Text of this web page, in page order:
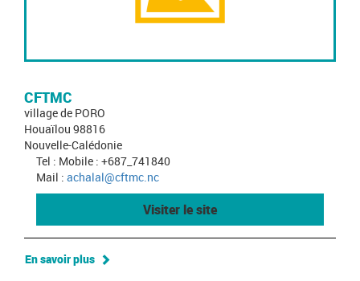
CFTMC
village de PORO
Houaïlou 98816
Nouvelle-Calédonie
Tel : Mobile : +687_741840
Mail : achalal@cftmc.nc
Visiter le site
En savoir plus